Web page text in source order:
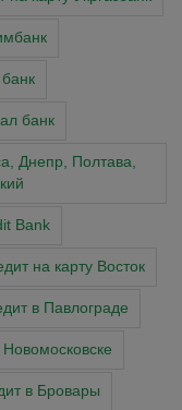
банк
Днепр, Полтава,
Bank
на карту Восток
в Павлограде
Новомосковске
в Бровары